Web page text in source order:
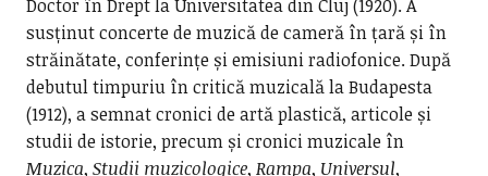
Doctor în Drept la Universitatea din Cluj (1920). A
susținut concerte de muzică de cameră în țară și în
străinătate, conferințe și emisiuni radiofonice. După
debutul timpuriu în critică muzicală la Budapesta
(1912), a semnat cronici de artă plastică, articole și
studii de istorie, precum și cronici muzicale în
Muzica, Studii muzicologice, Rampa, Universul,